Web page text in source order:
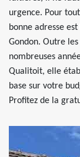
urgence. Pour
bonne adresse
Gondon. Outre
nombreuses
Qualitoit, elle
base sur votre
Profitez de la